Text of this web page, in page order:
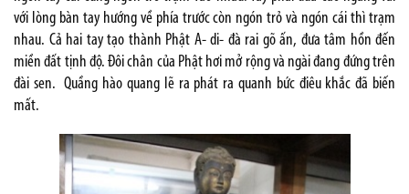
với lòng bàn tay hướng về phía trước còn ngón trỏ và ngón cái thì trạm
nhau. Cả hai tay tạo thành Phật A- di- đà rai gõ ấn, đưa tâm hồn đến
miền đất tịnh độ. Đôi chân của Phật hơi mở rộng và ngài đang đứng trên
đài sen. Quầng hào quang lẽ ra phát ra quanh bức điêu khắc đã biến
mất.